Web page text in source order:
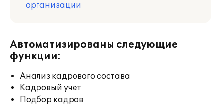
организации
Автоматизированы следующие
функции:
Анализ кадрового состава
Кадровый учет
Подбор кадров